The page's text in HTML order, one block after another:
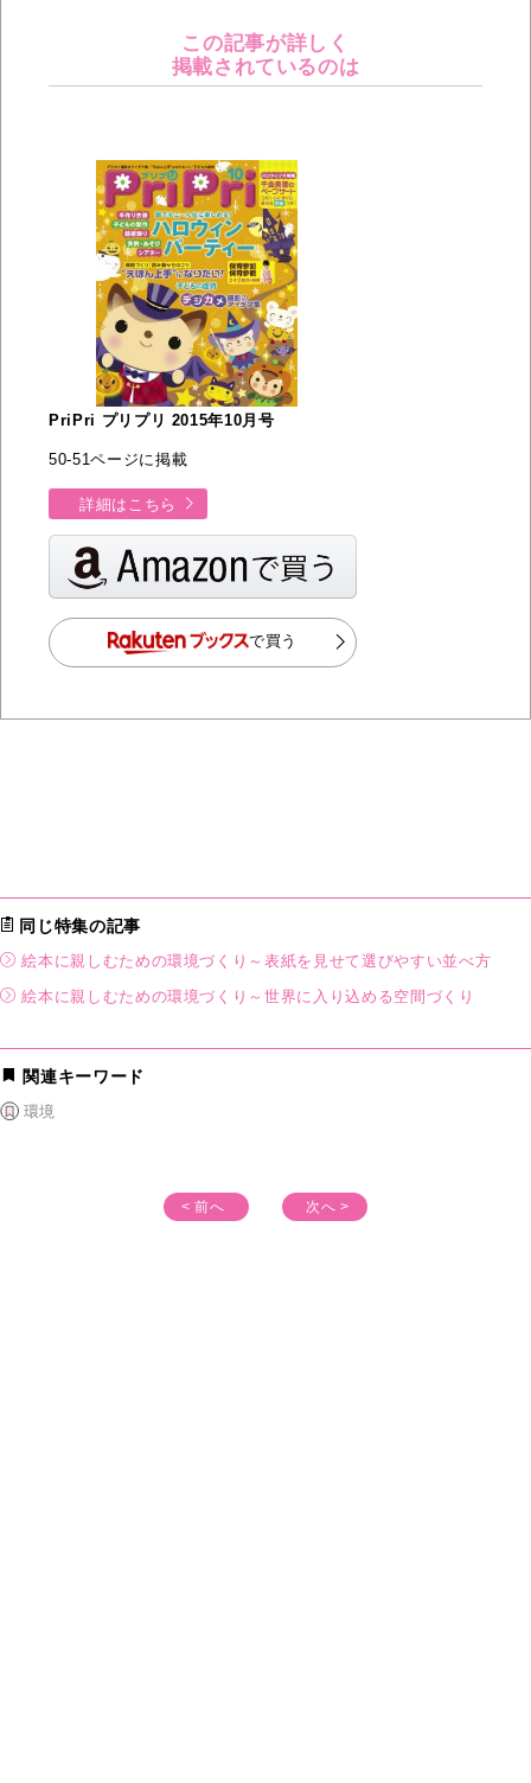
この記事が詳しく
掲載されているのは
PriPri プリプリ 2015年10月号
50-51ページに掲載
詳細はこちら
で買う
同じ特集の記事
絵本に親しむための環境づくり～表紙を見せて選びやすい並べ方
絵本に親しむための環境づくり～世界に入り込める空間づくり
関連キーワード
環境
< 前へ 次へ >